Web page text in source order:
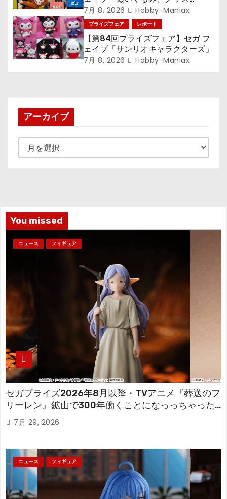
『LiSA』『ミニオン』『おさるの
ジョージ』『ポケットモンスター』
7月 8, 2026 Hobby-Maniax
プライズフェア レポート
【第84回プライズフェア】セガ フ
ェイブ「サンリオキャラクターズ」
7月 8, 2026 Hobby-Maniax
アーカイブ
ー
You missed
ニュース フィギュア
セガプライズ2026年8月以降・TVアニメ『葬送のフ
リーレン』鉱山で300年働くことになっっちゃった
「フリーレン」を立体化！
7月 29, 2026
ニュース フィギュア